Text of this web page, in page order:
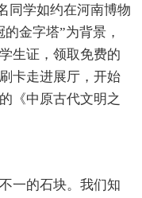
学如约在河南博物
金字塔”为背景，
生证，领取免费的
卡走进展厅，开始
《中原古代文明之
一的石块。我们知